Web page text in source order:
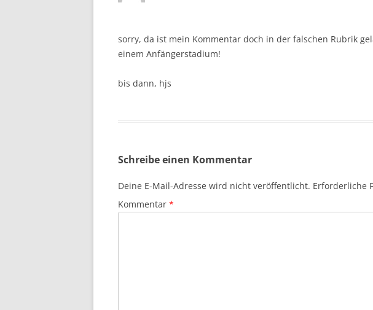
sorry, da ist mein Kommentar doch in der falschen Rubrik
einem Anfängerstadium!
bis dann, hjs
Schreibe einen Kommentar
Deine E-Mail-Adresse wird nicht veröffentlicht. Erforderliche
Kommentar *